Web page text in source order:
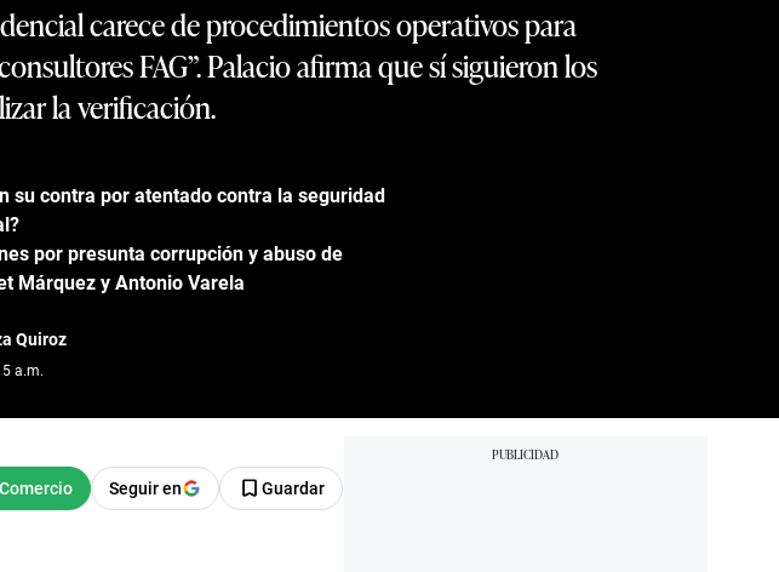
carece de procedimientos operativos para
FAG”. Palacio afirma que sí siguieron los
la verificación.
su contra por atentado contra la seguridad
por presunta corrupción y abuso de
Márquez y Antonio Varela
Quiroz
a.m.
Seguir en Guardar